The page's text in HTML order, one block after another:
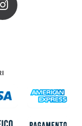
Instagram